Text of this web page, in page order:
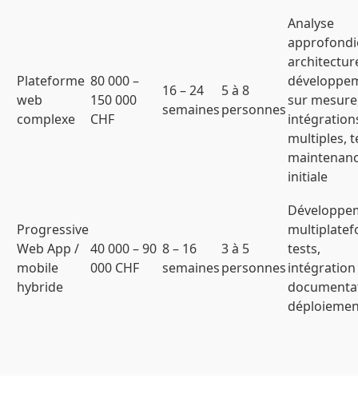
Plateforme
web
complexe
80 000 –
150 000
CHF
16 – 24
semaines
5 à 8
personnes
Analyse
sur
multiples,
initiale
Progressive
Web App /
mobile
hybride
40 000 – 90
000 CHF
8 – 16
semaines
3 à 5
personnes
tests,
intégration